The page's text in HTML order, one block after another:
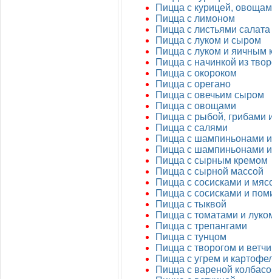
Пицца с курицей,
Пицца с лимоном
Пицца с листьями салата
Пицца с луком и сыром
Пицца с луком и яичным
Пицца с начинкой из
Пицца с окороком
Пицца с орегано
Пицца с овечьим сыром
Пицца с овощами
Пицца с рыбой, грибами
Пицца с салями
Пицца с шампиньонами
Пицца с шампиньонами и
Пицца с сырным кремом
Пицца с сырной массой
Пицца с сосисками и
Пицца с сосисками и
Пицца с тыквой
Пицца с томатами и
Пицца с трепангами
Пицца с тунцом
Пицца с творогом и
Пицца с угрем и
Пицца с вареной